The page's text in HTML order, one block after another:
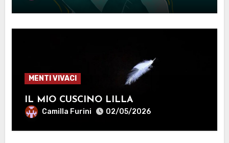
MENTI VIVACI
IL MIO CUSCINO LILLA
Camilla Furini 02/05/2026